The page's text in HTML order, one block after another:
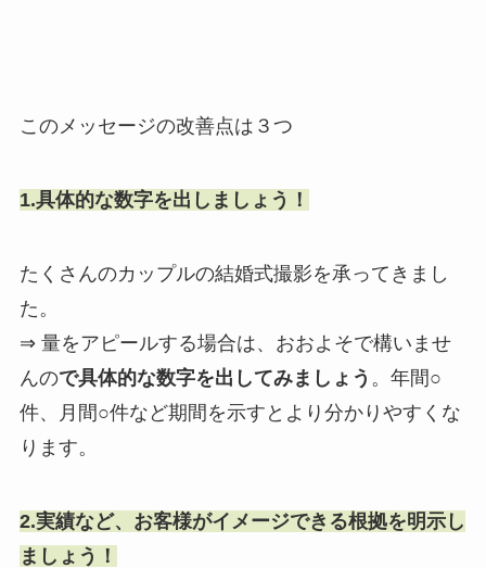
このメッセージの改善点は３つ
1.具体的な数字を出しましょう！
たくさんのカップルの結婚式撮影を承ってきまし
た。
⇒ 量をアピールする場合は、おおよそで構いませ
んので具体的な数字を出してみましょう 。年間○
件、月間○件など期間を示すとより分かりやすくな
ります。
2.実績など、お客様がイメージできる根拠を明示し
ましょう！